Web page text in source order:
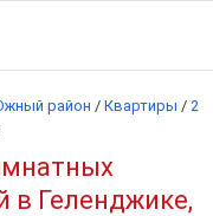
район / Квартиры / 2
в Геленджике,